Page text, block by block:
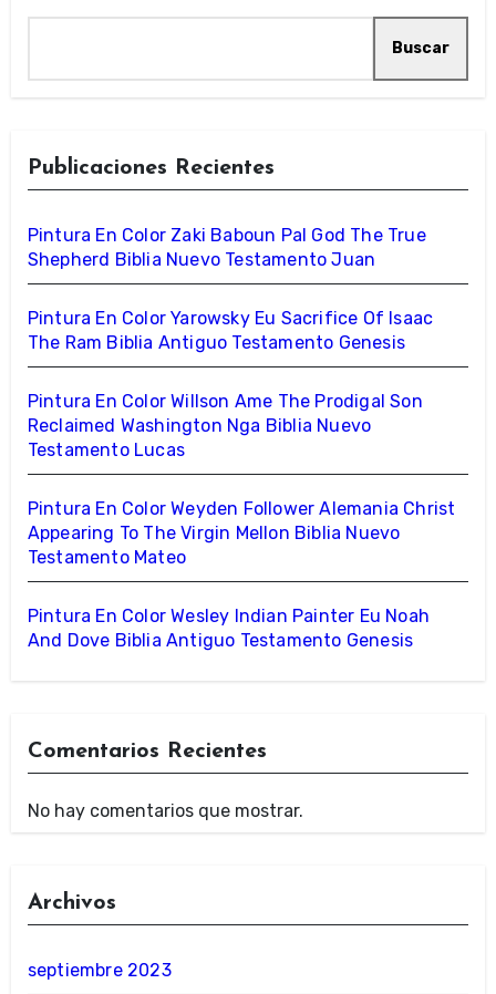
Buscar
Publicaciones Recientes
Pintura En Color Zaki Baboun Pal God The True
Shepherd Biblia Nuevo Testamento Juan
Pintura En Color Yarowsky Eu Sacrifice Of Isaac
The Ram Biblia Antiguo Testamento Genesis
Pintura En Color Willson Ame The Prodigal Son
Reclaimed Washington Nga Biblia Nuevo
Testamento Lucas
Pintura En Color Weyden Follower Alemania Christ
Appearing To The Virgin Mellon Biblia Nuevo
Testamento Mateo
Pintura En Color Wesley Indian Painter Eu Noah
And Dove Biblia Antiguo Testamento Genesis
Comentarios Recientes
No hay comentarios que mostrar.
Archivos
septiembre 2023